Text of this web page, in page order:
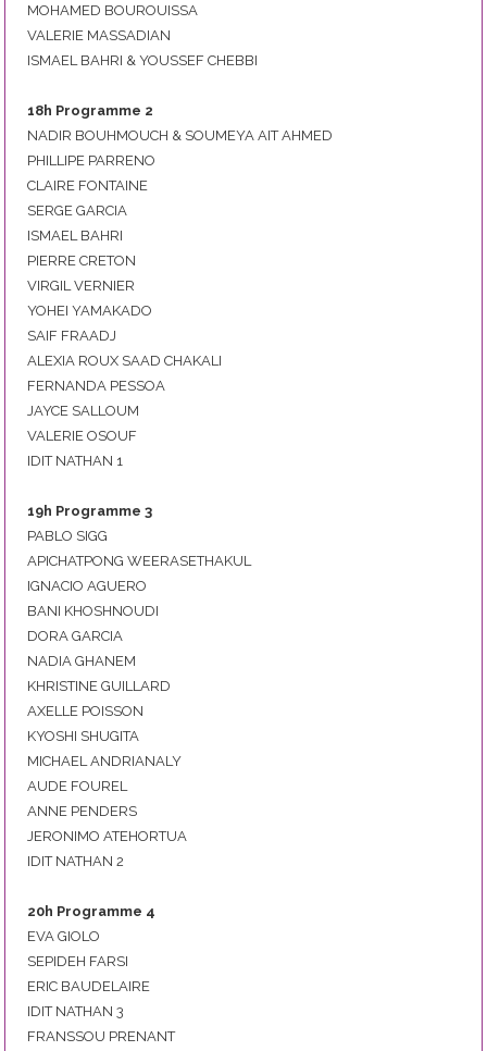
MOHAMED BOUROUISSA
VALERIE MASSADIAN
ISMAEL BAHRI & YOUSSEF CHEBBI
18h Programme 2
NADIR BOUHMOUCH & SOUMEYA AIT AHMED
PHILLIPE PARRENO
CLAIRE FONTAINE
SERGE GARCIA
ISMAEL BAHRI
PIERRE CRETON
VIRGIL VERNIER
YOHEI YAMAKADO
SAIF FRAADJ
ALEXIA ROUX SAAD CHAKALI
FERNANDA PESSOA
JAYCE SALLOUM
VALERIE OSOUF
IDIT NATHAN 1
19h Programme 3
PABLO SIGG
APICHATPONG WEERASETHAKUL
IGNACIO AGUERO
BANI KHOSHNOUDI
DORA GARCIA
NADIA GHANEM
KHRISTINE GUILLARD
AXELLE POISSON
KYOSHI SHUGITA
MICHAEL ANDRIANALY
AUDE FOUREL
ANNE PENDERS
JERONIMO ATEHORTUA
IDIT NATHAN 2
20h Programme 4
EVA GIOLO
SEPIDEH FARSI
ERIC BAUDELAIRE
IDIT NATHAN 3
FRANSSOU PRENANT